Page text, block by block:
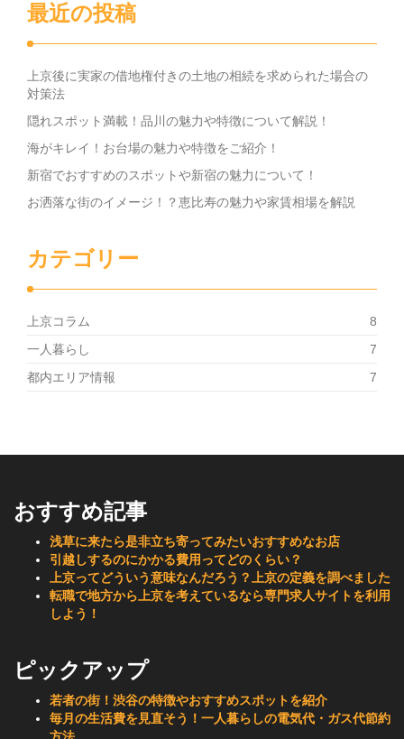
最近の投稿
上京後に実家の借地権付きの土地の相続を求められた場合の
対策法
隠れスポット満載！品川の魅力や特徴について解説！
海がキレイ！お台場の魅力や特徴をご紹介！
新宿でおすすめのスポットや新宿の魅力について！
お洒落な街のイメージ！？恵比寿の魅力や家賃相場を解説
カテゴリー
上京コラム
8
一人暮らし
7
都内エリア情報
7
おすすめ記事
浅草に来たら是非立ち寄ってみたいおすすめなお店
引越しするのにかかる費用ってどのくらい？
上京ってどういう意味なんだろう？上京の定義を調べました
転職で地方から上京を考えているなら専門求人サイトを利用
しよう！
ピックアップ
若者の街！渋谷の特徴やおすすめスポットを紹介
毎月の生活費を見直そう！一人暮らしの電気代・ガス代節約